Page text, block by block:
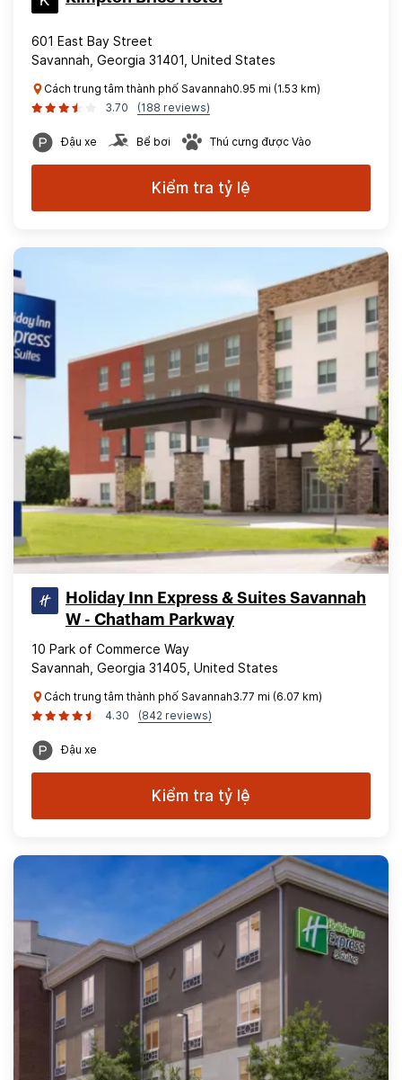
601 East Bay Street
Savannah, Georgia 31401, United States
Cách trung tâm thành phố Savannah0.95 mi (1.53 km)
3.70
(188 reviews)
Đậu xe Bể bơi Thú cưng được Vào
Kiểm tra tỷ lệ
Holiday Inn Express & Suites Savannah
W - Chatham Parkway
10 Park of Commerce Way
Savannah, Georgia 31405, United States
Cách trung tâm thành phố Savannah3.77 mi (6.07 km)
4.30
(842 reviews)
Đậu xe
Kiểm tra tỷ lệ